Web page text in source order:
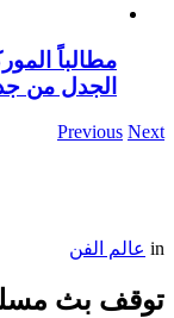
مطالباً
الجدل من
Previous Next
in عالم الفن
توقف بث